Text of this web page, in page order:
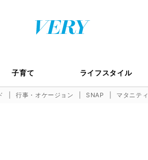
子育て ライフスタイル
行事・オケージョン SNAP マタニティ